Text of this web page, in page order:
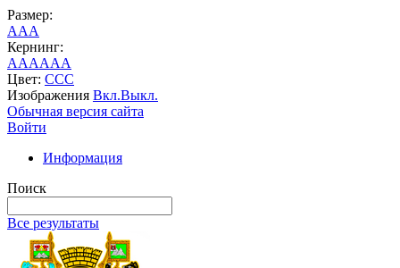
Размер:
AAA
Кернинг:
AAAAAA
Цвет: CCC
Изображения Вкл.Выкл.
Обычная версия сайта
Войти
Информация
Поиск
Все результаты